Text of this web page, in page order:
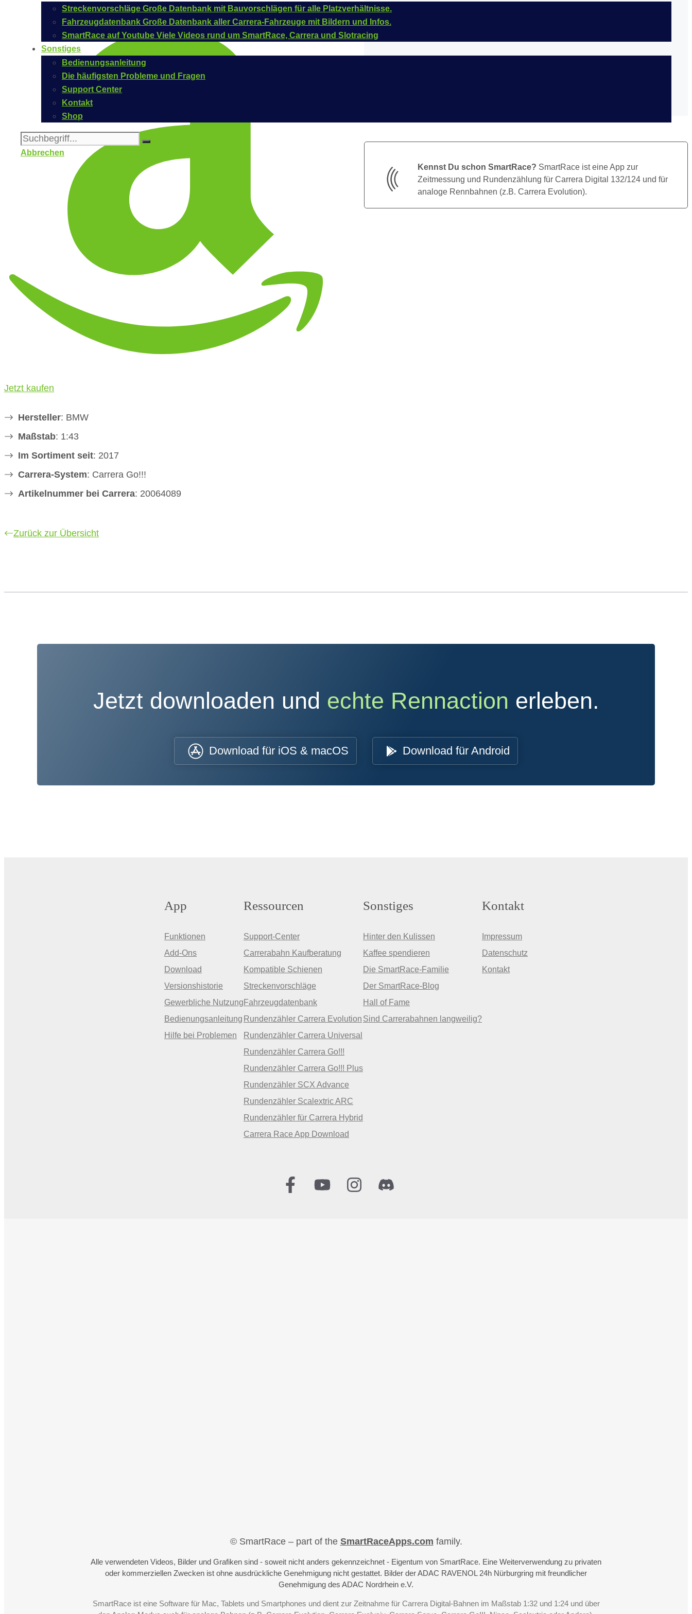
Streckenvorschläge Große Datenbank mit Bauvorschlägen für alle Platzverhältnisse.
Fahrzeugdatenbank Große Datenbank aller Carrera-Fahrzeuge mit Bildern und Infos.
SmartRace auf Youtube Viele Videos rund um SmartRace, Carrera und Slotracing
Sonstiges
Bedienungsanleitung
Die häufigsten Probleme und Fragen
Support Center
Kontakt
Shop
Abbrechen
Jetzt kaufen
Hersteller: BMW
Maßstab: 1:43
Im Sortiment seit: 2017
Carrera-System: Carrera Go!!!
Artikelnummer bei Carrera: 20064089
Zurück zur Übersicht
Kennst Du schon SmartRace? SmartRace ist eine App zur
Zeitmessung und Rundenzählung für Carrera Digital 132/124 und für
analoge Rennbahnen (z.B. Carrera Evolution).
Jetzt downloaden und echte Rennaction erleben.
Download für iOS & macOS Download für Android
App
Funktionen
Add-Ons
Download
Versionshistorie
Gewerbliche Nutzung
Bedienungsanleitung
Hilfe bei Problemen
Ressourcen
Support-Center
Carrerabahn Kaufberatung
Kompatible Schienen
Streckenvorschläge
Fahrzeugdatenbank
Rundenzähler Carrera Evolution
Rundenzähler Carrera Universal
Rundenzähler Carrera Go!!!
Rundenzähler Carrera Go!!! Plus
Rundenzähler SCX Advance
Rundenzähler Scalextric ARC
Rundenzähler für Carrera Hybrid
Carrera Race App Download
Sonstiges
Hinter den Kulissen
Kaffee spendieren
Die SmartRace-Familie
Der SmartRace-Blog
Hall of Fame
Sind Carrerabahnen langweilig?
Kontakt
Impressum
Datenschutz
Kontakt
© SmartRace – part of the SmartRaceApps.com family.
Alle verwendeten Videos, Bilder und Grafiken sind - soweit nicht anders gekennzeichnet - Eigentum von SmartRace. Eine Weiterverwendung zu privaten
oder kommerziellen Zwecken ist ohne ausdrückliche Genehmigung nicht gestattet. Bilder der ADAC RAVENOL 24h Nürburgring mit freundlicher
Genehmigung des ADAC Nordrhein e.V.
SmartRace ist eine Software für Mac, Tablets und Smartphones und dient zur Zeitnahme für Carrera Digital-Bahnen im Maßstab 1:32 und 1:24 und über